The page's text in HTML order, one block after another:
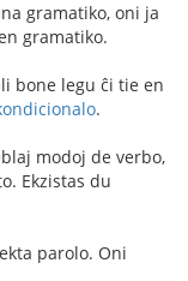
gramatiko, oni ja
gramatiko.
bone legu ĉi tie en
.
modoj de verbo,
Ekzistas du
parolo. Oni